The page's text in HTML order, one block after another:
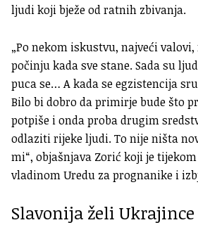
ljudi koji bježe od ratnih zbivanja.
„Po nekom iskustvu, najveći
počinju kada sve stane. Sada su
puca se… A kada se egzistencija
Bilo bi dobro da primirje bude što
potpiše i onda proba drugim
odlaziti rijeke ljudi. To nije ništa
mi“, objašnjava Zorić koji je
vladinom Uredu za prognanike i
Slavonija želi Ukrajince